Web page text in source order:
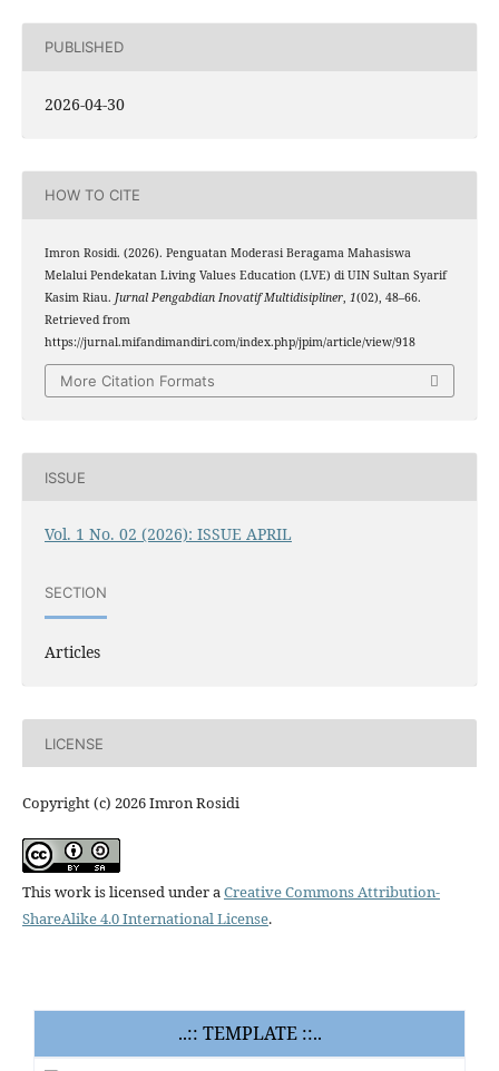
PUBLISHED
2026-04-30
HOW TO CITE
Imron Rosidi. (2026). Penguatan Moderasi Beragama Mahasiswa
Melalui Pendekatan Living Values Education (LVE) di UIN Sultan Syarif
Kasim Riau. Jurnal Pengabdian Inovatif Multidisipliner, 1(02), 48–66.
Retrieved from
https://jurnal.mifandimandiri.com/index.php/jpim/article/view/918
More Citation Formats
ISSUE
Vol. 1 No. 02 (2026): ISSUE APRIL
SECTION
Articles
LICENSE
Copyright (c) 2026 Imron Rosidi
This work is licensed under aCreative Commons Attribution-
ShareAlike 4.0 International License.
..:: TEMPLATE ::..